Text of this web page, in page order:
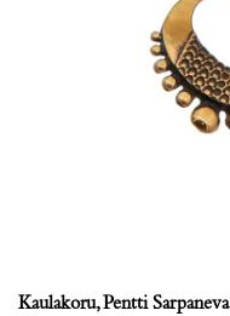
Kaulakoru, Pentti